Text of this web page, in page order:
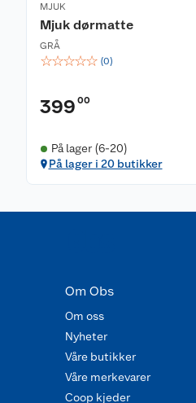
MJUK
Mjuk dørmatte
GRÅ
☆☆☆☆☆ (0)
399 00
På lager (6-20)
På lager i 20 butikker
Om Obs
Om oss
Nyheter
Våre butikker
Våre merkevarer
Coop kjeder